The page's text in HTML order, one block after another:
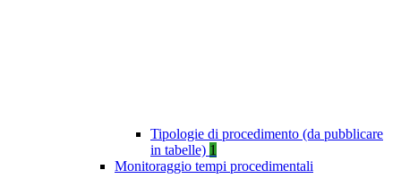
Tipologie di procedimento (da pubblicare
in tabelle) 1
Monitoraggio tempi procedimentali